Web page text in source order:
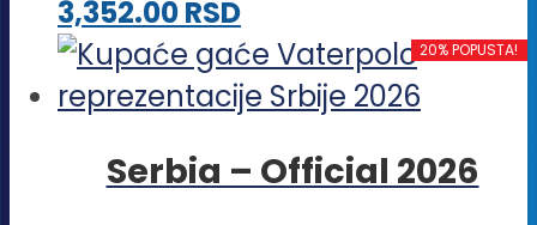
biti
izabrane
na
proizvoda.
3,352.00RSDOvaj
proizvod
ima
varijanti.
20% POPUSTA!
Serbia – Official 2026